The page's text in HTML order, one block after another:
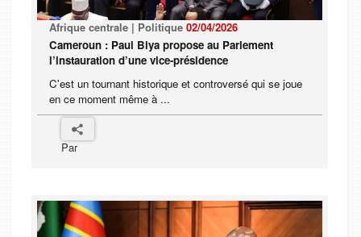
Afrique centrale | Politique 02/04/2026
Cameroun : Paul Biya propose au Parlement
l’instauration d’une vice-présidence
C'est un tournant historique et controversé qui se joue
en ce moment même à ...
Par